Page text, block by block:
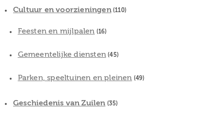
Cultuur en voorzieningen(110)
Feesten en mijlpalen (16)
Gemeentelijke diensten (45)
Parken, speeltuinen en pleinen (49)
Geschiedenis van Zuilen (35)